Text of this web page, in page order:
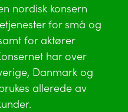
nordisk konsern
for små og
for aktører
har over
Danmark og
allerede av